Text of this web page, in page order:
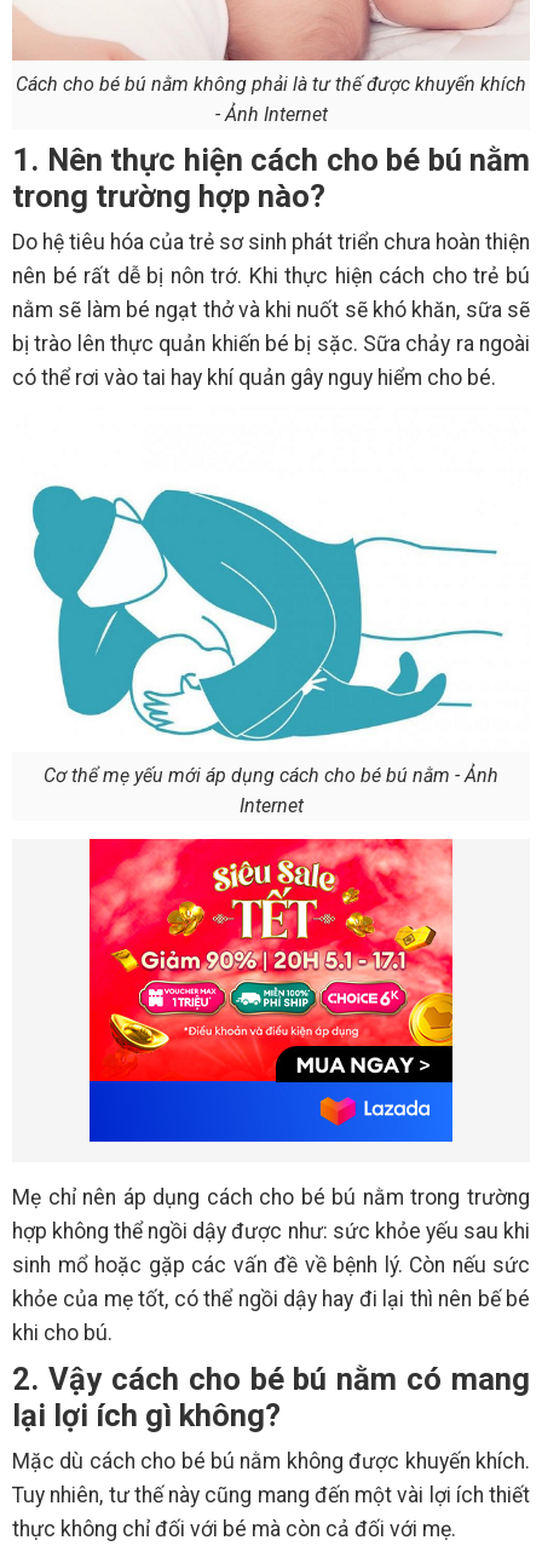
Cách cho bé bú nằm không phải là tư thế được khuyến khích
- Ảnh Internet
1. Nên thực hiện cách cho bé bú nằm
trong trường hợp nào?
Do hệ tiêu hóa của trẻ sơ sinh phát triển chưa hoàn thiện
nên bé rất dễ bị nôn trớ. Khi thực hiện cách cho trẻ bú
nằm sẽ làm bé ngạt thở và khi nuốt sẽ khó khăn, sữa sẽ
bị trào lên thực quản khiến bé bị sặc. Sữa chảy ra ngoài
có thể rơi vào tai hay khí quản gây nguy hiểm cho bé.
Cơ thể mẹ yếu mới áp dụng cách cho bé bú nằm - Ảnh
Internet
Mẹ chỉ nên áp dụng cách cho bé bú nằm trong trường
hợp không thể ngồi dậy được như: sức khỏe yếu sau khi
sinh mổ hoặc gặp các vấn đề về bệnh lý. Còn nếu sức
khỏe của mẹ tốt, có thể ngồi dậy hay đi lại thì nên bế bé
khi cho bú.
2. Vậy cách cho bé bú nằm có mang
lại lợi ích gì không?
Mặc dù cách cho bé bú nằm không được khuyến khích.
Tuy nhiên, tư thế này cũng mang đến một vài lợi ích thiết
thực không chỉ đối với bé mà còn cả đối với mẹ.